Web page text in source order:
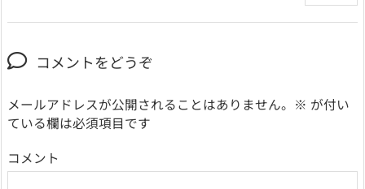
コメントをどうぞ
メールアドレスが公開されることはありません。 ※ が付い
ている欄は必須項目です
コメント